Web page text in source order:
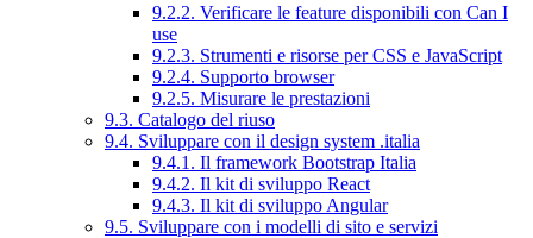
9.2.2. Verificare le feature disponibili con Can I
use
9.2.3. Strumenti e risorse per CSS e JavaScript
9.2.4. Supporto browser
9.2.5. Misurare le prestazioni
9.3. Catalogo del riuso
9.4. Sviluppare con il design system .italia
9.4.1. Il framework Bootstrap Italia
9.4.2. Il kit di sviluppo React
9.4.3. Il kit di sviluppo Angular
9.5. Sviluppare con i modelli di sito e servizi